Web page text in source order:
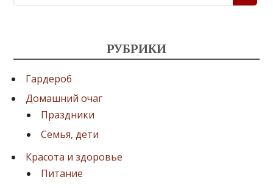
РУБРИКИ
Гардероб
Домашний очаг
Праздники
Семья, дети
Красота и здоровье
Питание